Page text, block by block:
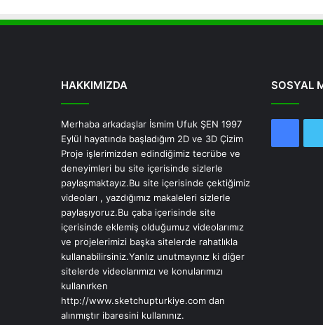
HAKKIMIZDA
Merhaba arkadaşlar İsmim Ufuk ŞEN 1997
Eylül hayatında başladığım 2D ve 3D Çizim
Proje işlerimizden edindiğimiz tecrübe ve
deneyimleri bu site içerisinde sizlerle
paylaşmaktayız.Bu site içerisinde çektiğimiz
videoları , yazdığımız makaleleri sizlerle
paylaşıyoruz.Bu çaba içerisinde site
içerisinde eklemiş olduğumuz videolarımız
ve projelerimizi başka sitelerde rahatlıkla
kullanabilirsiniz.Yanlız unutmayınız ki diğer
sitelerde videolarımızı ve konularımızı
kullanırken
http://www.sketchupturkiye.com dan
alınmıştır ibaresini kullanınız.
SOSYAL